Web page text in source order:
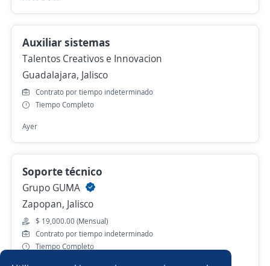
Auxiliar sistemas
Talentos Creativos e Innovacion
Guadalajara, Jalisco
Contrato por tiempo indeterminado
Tiempo Completo
Ayer
Soporte técnico
Grupo GUMA
Zapopan, Jalisco
$ 19,000.00 (Mensual)
Contrato por tiempo indeterminado
Tiempo Completo